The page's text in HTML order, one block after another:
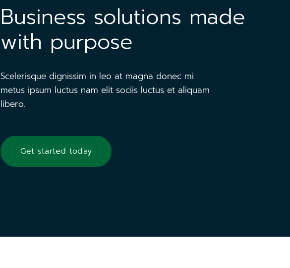
Business solutions made
with purpose
Scelerisque dignissim in leo at magna donec mi
metus ipsum luctus nam elit sociis luctus et aliquam
libero.
Get started today